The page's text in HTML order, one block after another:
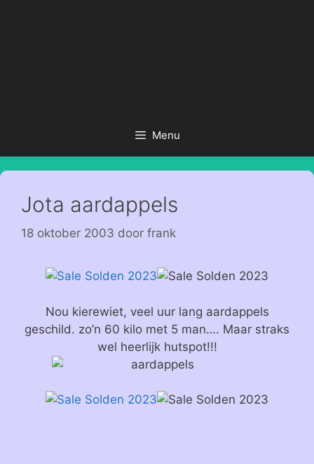
Menu
Jota aardappels
18 oktober 2003 door frank
Nou kierewiet, veel uur lang aardappels
geschild. zo’n 60 kilo met 5 man…. Maar straks
wel heerlijk hutspot!!!